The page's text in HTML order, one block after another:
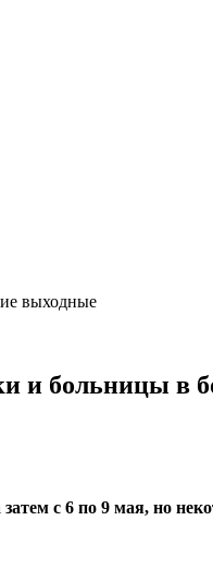
выходные
и больницы в
с 6 по 9 мая, но